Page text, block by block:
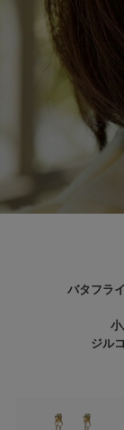
バタフラ
小
ジル